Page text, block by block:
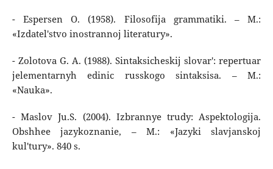
- Espersen O. (1958). Filosofija grammatiki. – M.:
«Izdatel'stvo inostrannoj literatury».
- Zolotova G. A. (1988). Sintaksicheskij slovar': repertuar
jelementarnyh edinic russkogo sintaksisa. – M.:
«Nauka».
- Maslov Ju.S. (2004). Izbrannye trudy: Aspektologija.
Obshhee jazykoznanie, – M.: «Jazyki slavjanskoj
kul'tury». 840 s.